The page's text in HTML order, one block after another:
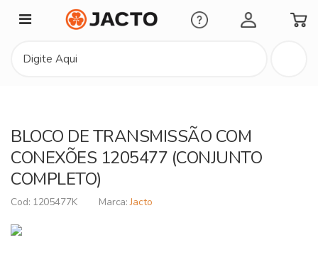
Minha Conta
BLOCO DE TRANSMISSÃO COM
CONEXÕES 1205477 (CONJUNTO
COMPLETO)
1205477K Jacto